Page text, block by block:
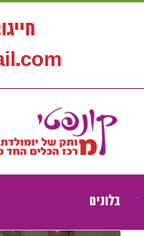
דלג
חייגו: 072-265-
בלונים